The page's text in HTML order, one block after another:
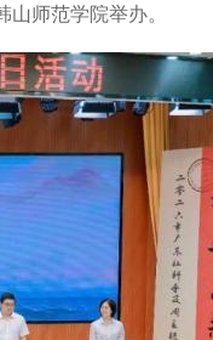
师范学院举办。